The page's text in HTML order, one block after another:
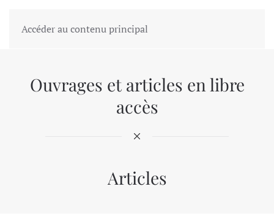
Accéder au contenu principal
Ouvrages et articles en libre
accès
Articles